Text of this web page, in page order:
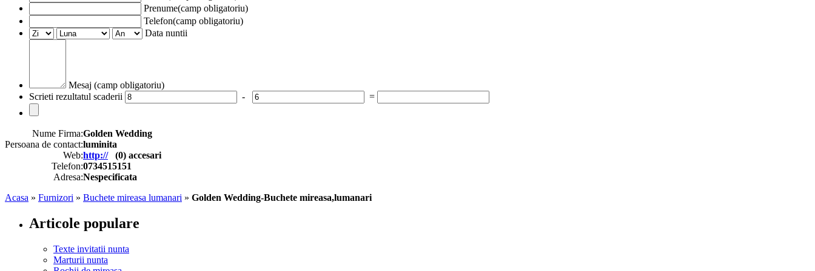
Prenume(camp obligatoriu)
Telefon(camp obligatoriu)
Data nuntii
Mesaj (camp obligatoriu)
Scrieti rezultatul scaderii
- =
Nume Firma:Golden Wedding
Persoana de contact:luminita
Web:http:// (0) accesari
Telefon:0734515151
Adresa:Nespecificata
Acasa » Furnizori » Buchete mireasa lumanari » Golden Wedding-Buchete mireasa,lumanari
Articole populare
Texte invitatii nunta
Marturii nunta